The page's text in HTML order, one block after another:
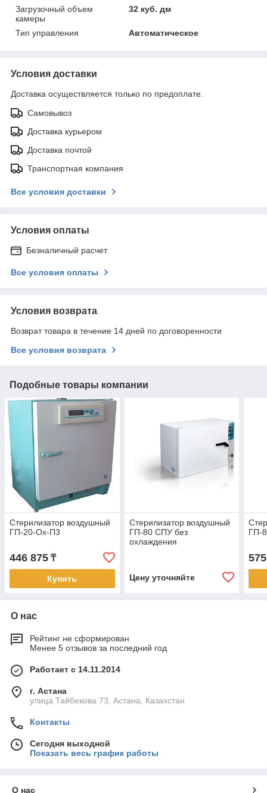
Загрузочный объем
камеры
32 куб. дм
Тип управления Автоматическое
Условия доставки
Доставка осуществляется только по предоплате.
Самовывоз
Доставка курьером
Доставка почтой
Транспортная компания
Все условия доставки
Условия оплаты
Безналичный расчет
Все условия оплаты
Условия возврата
Возврат товара в течение 14 дней по договоренности
Все условия возврата
Подобные товары компании
Стерилизатор воздушный
ГП-20-Ох-П3
446 875 ₸
Купить
Стерилизатор воздушный
ГП-80 СПУ без
охлаждения
Цену уточняйте
ГП-
О нас
Рейтинг не сформирован
Менее 5 отзывов за последний год
Работает с 14.11.2014
г. Астана
улица Тайбекова 73, Астана, Казахстан
Контакты
Сегодня выходной
Показать весь график работы
О нас